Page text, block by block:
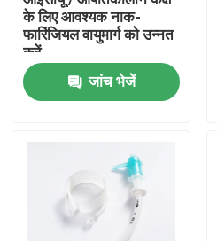
वीआर दिखाएँ
के लिए आवश्यक नाक-
फारिंजियल वायुमार्ग को उन्नत
करें
जांच भेजें